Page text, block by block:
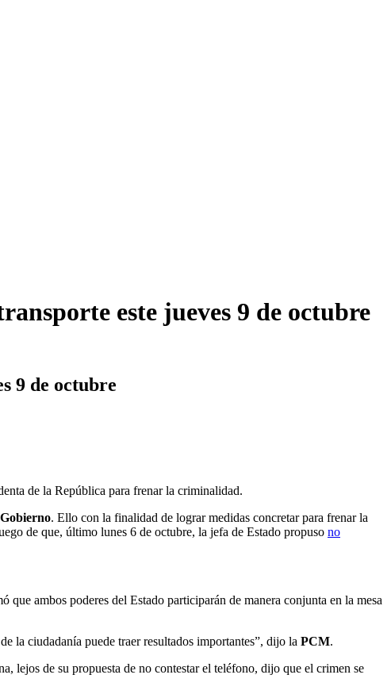
este jueves 9 de octubre
9 de octubre
de la República para frenar la criminalidad.
. Ello con la finalidad de lograr medidas concretar para frenar la
de que, último lunes 6 de octubre, la jefa de Estado propuso no
que ambos poderes del Estado participarán de manera conjunta en la mesa
la ciudadanía puede traer resultados importantes”, dijo la PCM.
lejos de su propuesta de no contestar el teléfono, dijo que el crimen se